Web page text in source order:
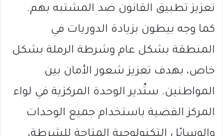
تعزيز تطبيق القانون ضد المشتبه بهم.
كما وجه بيطون بزيادة الدوريات في
المنطقة بشكل عام وشرطة الرملة بشكل
خاص، بهدف تعزيز شعور الأمان بين
المواطنين. ستُدير الوحدة المركزية في لواء
المركز القضية باستخدام جميع الوحدات